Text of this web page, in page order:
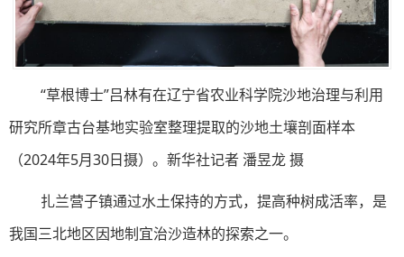
“草根博士”吕林有在辽宁省农业科学院沙地治理与利用
研究所章古台基地实验室整理提取的沙地土壤剖面样本
（2024年5月30日摄）。新华社记者 潘昱龙 摄
扎兰营子镇通过水土保持的方式，提高种树成活率，是
我国三北地区因地制宜治沙造林的探索之一。